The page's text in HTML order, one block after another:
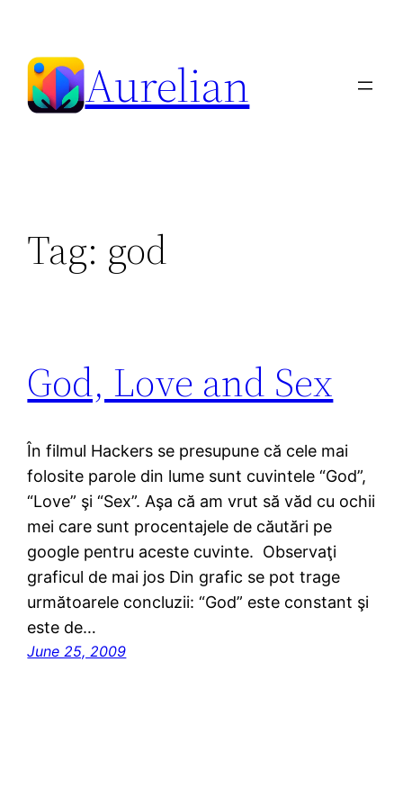
content
Aurelian
Tag: god
God, Love and Sex
În filmul Hackers se presupune că cele mai
folosite parole din lume sunt cuvintele “God”,
“Love” şi “Sex”. Aşa că am vrut să văd cu ochii
mei care sunt procentajele de căutări pe
google pentru aceste cuvinte. Observaţi
graficul de mai jos Din grafic se pot trage
următoarele concluzii: “God” este constant şi
este de…
June 25, 2009